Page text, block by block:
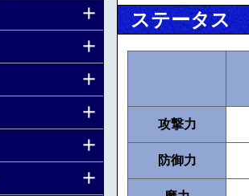
ステータス
攻撃力
防御力